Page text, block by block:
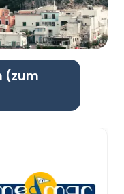
(zum